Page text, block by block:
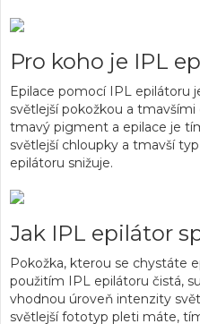
Pro koho je IPL
Epilace pomocí IPL epilátoru
světlejší pokožkou a
tmavý pigment a epilace je
světlejší chloupky a tmavší
epilátoru snižuje.
Jak IPL epilátor
Pokožka, kterou se chystáte
použitím IPL epilátoru čistá,
vhodnou úroveň intenzity
světlejší fototyp pleti máte,